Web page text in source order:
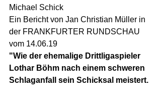
Michael Schick
Ein Bericht von Jan Christian Müller in
der FRANKFURTER RUNDSCHAU
vom 14.06.19
"Wie der ehemalige Drittligaspieler
Lothar Böhm nach einem schweren
Schlaganfall sein Schicksal meistert.